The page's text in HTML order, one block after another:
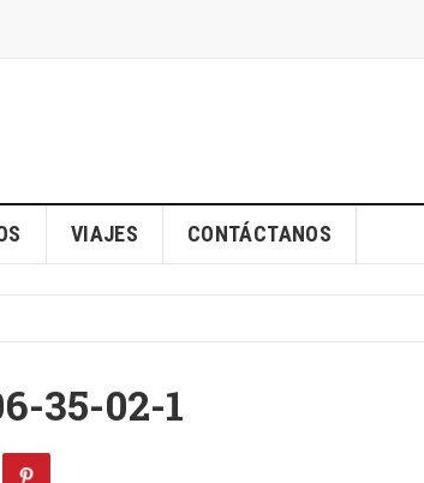
VIAJES CONTÁCTANOS
35-02-1